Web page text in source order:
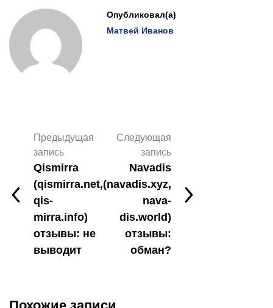
Опубликовал(а)
Матвей Иванов
Предыдущая
запись
Qismirra
(qismirra.net,
qis-
mirra.info)
отзывы: не
выводит
Следующая
запись
Navadis
(navadis.xyz,
nava-
dis.world)
отзывы:
обман?